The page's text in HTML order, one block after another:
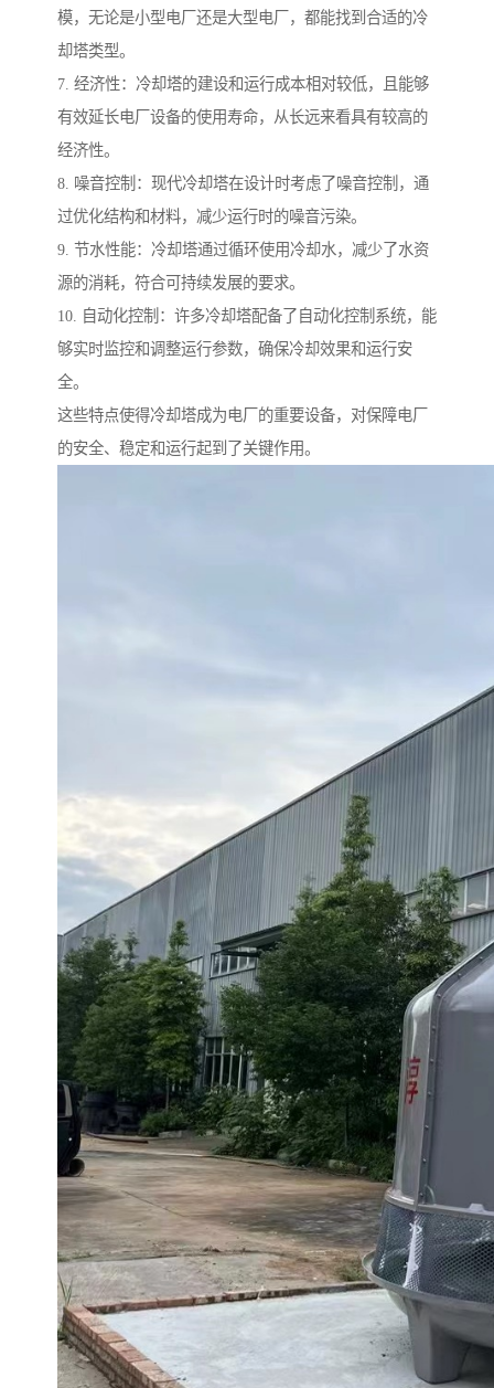
模，无论是小型电厂还是大型电厂，都能找到合适的冷
却塔类型。
7. 经济性：冷却塔的建设和运行成本相对较低，且能够
有效延长电厂设备的使用寿命，从长远来看具有较高的
经济性。
8. 噪音控制：现代冷却塔在设计时考虑了噪音控制，通
过优化结构和材料，减少运行时的噪音污染。
9. 节水性能：冷却塔通过循环使用冷却水，减少了水资
源的消耗，符合可持续发展的要求。
10. 自动化控制：许多冷却塔配备了自动化控制系统，能
够实时监控和调整运行参数，确保冷却效果和运行安
全。
这些特点使得冷却塔成为电厂的重要设备，对保障电厂
的安全、稳定和运行起到了关键作用。